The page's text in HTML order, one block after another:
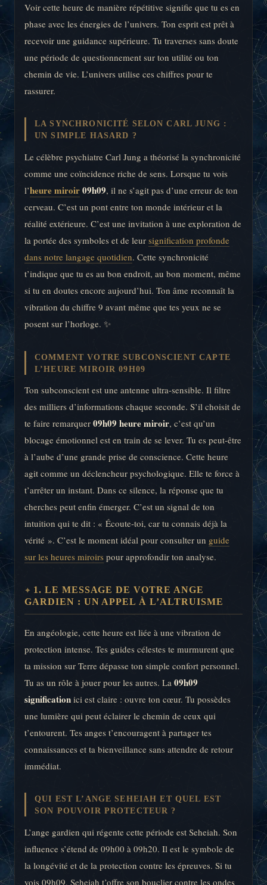
Voir cette heure de manière répétitive signifie que tu es en
phase avec les énergies de l’univers. Ton esprit est prêt à
recevoir une guidance supérieure. Tu traverses sans doute
une période de questionnement sur ton utilité ou ton
chemin de vie. L’univers utilise ces chiffres pour te
rassurer.
LA SYNCHRONICITÉ SELON CARL JUNG :
UN SIMPLE HASARD ?
Le célèbre psychiatre Carl Jung a théorisé la synchronicité
comme une coïncidence riche de sens. Lorsque tu vois
l’heure miroir09h09, il ne s’agit pas d’une erreur de ton
cerveau. C’est un pont entre ton monde intérieur et la
réalité extérieure. C’est une invitation à une exploration de
la portée des symboles et de leur signification profonde
dans notre langage quotidien. Cette synchronicité
t’indique que tu es au bon endroit, au bon moment, même
si tu en doutes encore aujourd’hui. Ton âme reconnaît la
vibration du chiffre 9 avant même que tes yeux ne se
posent sur l’horloge. ✨
COMMENT VOTRE SUBCONSCIENT CAPTE
L’HEURE MIROIR 09H09
Ton subconscient est une antenne ultra-sensible. Il filtre
des milliers d’informations chaque seconde. S’il choisit de
te faire remarquer 09h09 heure miroir, c’est qu’un
blocage émotionnel est en train de se lever. Tu es peut-être
à l’aube d’une grande prise de conscience. Cette heure
agit comme un déclencheur psychologique. Elle te force à
t’arrêter un instant. Dans ce silence, la réponse que tu
cherches peut enfin émerger. C’est un signal de ton
intuition qui te dit : « Écoute-toi, car tu connais déjà la
vérité ». C’est le moment idéal pour consulter un guide
sur les heures miroirs pour approfondir ton analyse.
1. LE MESSAGE DE VOTRE ANGE
GARDIEN : UN APPEL À L’ALTRUISME
En angéologie, cette heure est liée à une vibration de
protection intense. Tes guides célestes te murmurent que
ta mission sur Terre dépasse ton simple confort personnel.
Tu as un rôle à jouer pour les autres. La 09h09
signification ici est claire : ouvre ton cœur. Tu possèdes
une lumière qui peut éclairer le chemin de ceux qui
t’entourent. Tes anges t’encouragent à partager tes
connaissances et ta bienveillance sans attendre de retour
immédiat.
QUI EST L’ANGE SEHEIAH ET QUEL EST
SON POUVOIR PROTECTEUR ?
L’ange gardien qui régente cette période est Seheiah. Son
influence s’étend de 09h00 à 09h20. Il est le symbole de
la longévité et de la protection contre les épreuves. Si tu
vois 09h09, Seheiah t’offre son bouclier contre les ondes